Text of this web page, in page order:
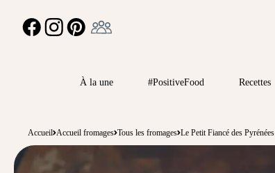
FACEBOOKINSTAGRAMPINTEREST
À la une #PositiveFood Recettes
Accueil Accueil fromages Tous les fromages Le Petit Fiancé des Pyrénées